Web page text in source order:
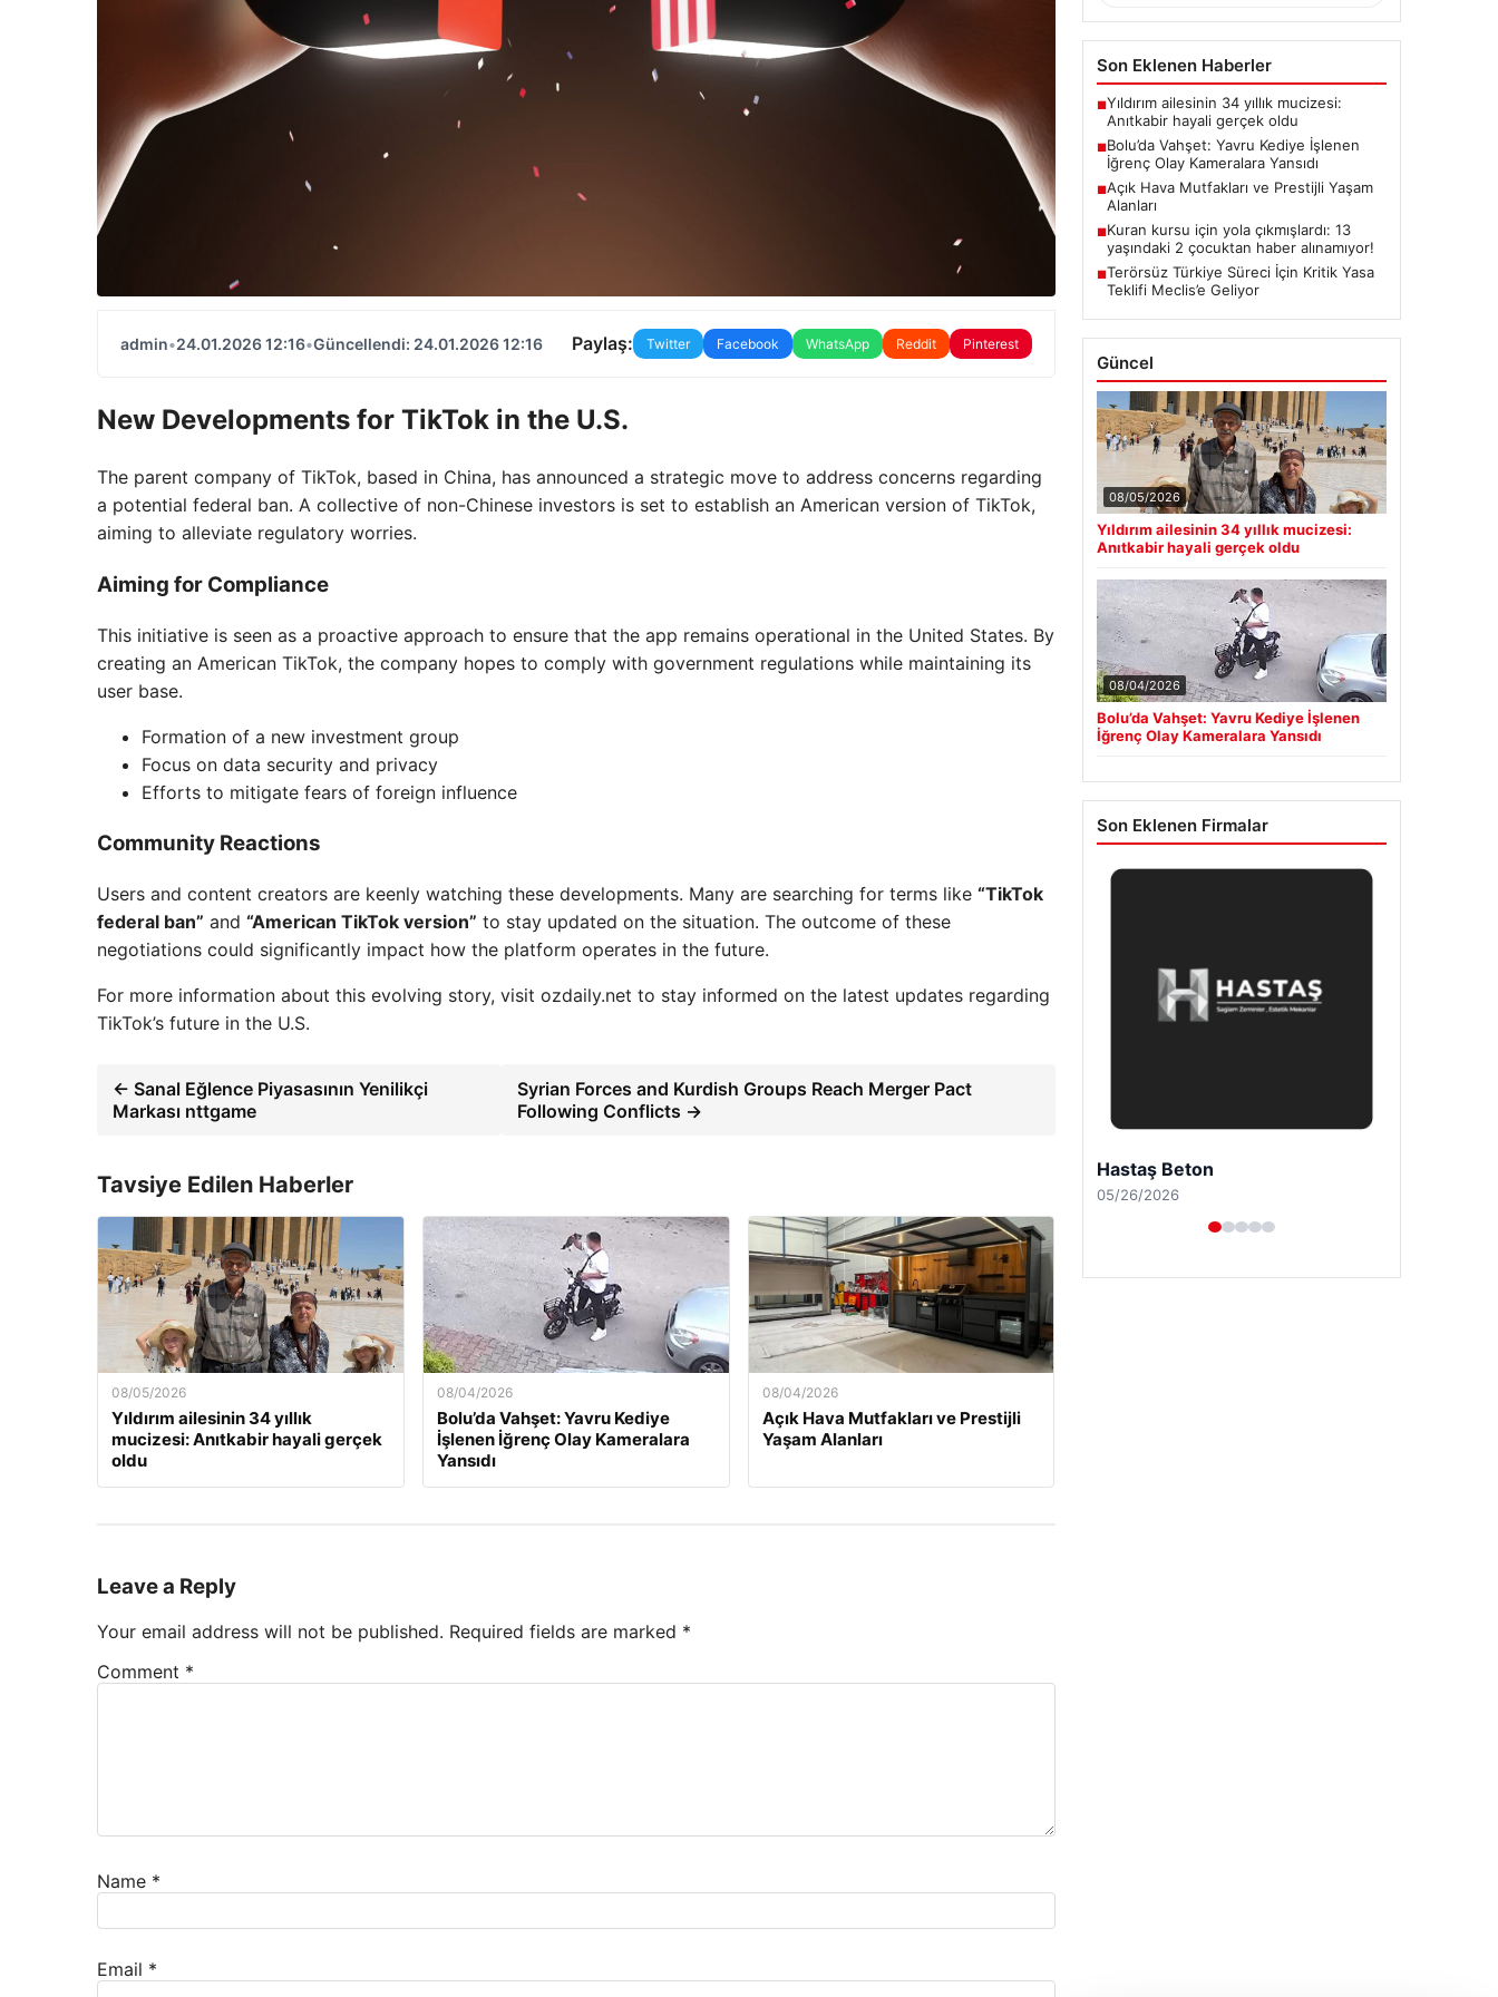
admin•24.01.2026 12:16•Güncellendi: 24.01.2026 12:16 Paylaş: Twitter Facebook WhatsApp Reddit Pinterest
New Developments for TikTok in the U.S.
The parent company of TikTok, based in China, has announced a strategic move to address concerns regarding
a potential federal ban. A collective of non-Chinese investors is set to establish an American version of TikTok,
aiming to alleviate regulatory worries.
Aiming for Compliance
This initiative is seen as a proactive approach to ensure that the app remains operational in the United States. By
creating an American TikTok, the company hopes to comply with government regulations while maintaining its
user base.
Formation of a new investment group
Focus on data security and privacy
Efforts to mitigate fears of foreign influence
Community Reactions
Users and content creators are keenly watching these developments. Many are searching for terms like “TikTok
federal ban” and “American TikTok version” to stay updated on the situation. The outcome of these
negotiations could significantly impact how the platform operates in the future.
For more information about this evolving story, visit ozdaily.net to stay informed on the latest updates regarding
TikTok’s future in the U.S.
← Sanal Eğlence Piyasasının Yenilikçi
Markası nttgame
Syrian Forces and Kurdish Groups Reach Merger Pact
Following Conflicts →
Tavsiye Edilen Haberler
08/05/2026
Yıldırım ailesinin 34 yıllık
mucizesi: Anıtkabir hayali gerçek
oldu
08/04/2026
Bolu’da Vahşet: Yavru Kediye
İşlenen İğrenç Olay Kameralara
Yansıdı
08/04/2026
Açık Hava Mutfakları ve Prestijli
Yaşam Alanları
Leave a Reply
Your email address will not be published. Required fields are marked *
Comment *
Name *
Email *
Son Eklenen Haberler
■Yıldırım ailesinin 34 yıllık mucizesi:
Anıtkabir hayali gerçek oldu
■Bolu’da Vahşet: Yavru Kediye İşlenen
İğrenç Olay Kameralara Yansıdı
■Açık Hava Mutfakları ve Prestijli Yaşam
Alanları
■Kuran kursu için yola çıkmışlardı: 13
yaşındaki 2 çocuktan haber alınamıyor!
■Terörsüz Türkiye Süreci İçin Kritik Yasa
Teklifi Meclis’e Geliyor
Güncel
08/05/2026
Yıldırım ailesinin 34 yıllık mucizesi:
Anıtkabir hayali gerçek oldu
08/04/2026
Bolu’da Vahşet: Yavru Kediye İşlenen
İğrenç Olay Kameralara Yansıdı
Son Eklenen Firmalar
Prenses Night Club
04/29/2026